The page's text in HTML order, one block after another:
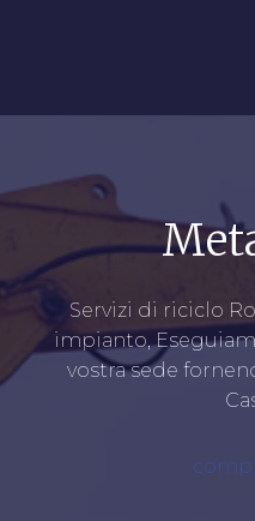
Servizi di riciclo
impianto,
vostra sede